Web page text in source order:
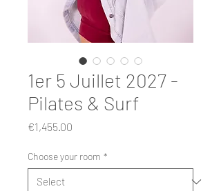
1er 5 Juillet 2027 -
Pilates & Surf
€1,455.00
Choose your room *